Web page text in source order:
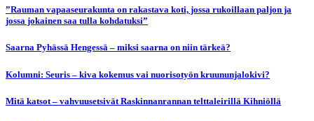
”Rauman vapaaseurakunta on rakastava koti, jossa rukoillaan paljon ja
jossa jokainen saa tulla kohdatuksi”
Saarna Pyhässä Hengessä – miksi saarna on niin tärkeä?
Kolumni: Seuris – kiva kokemus vai nuorisotyön kruununjalokivi?
Mitä katsot – vahvuusetsivät Raskinnanrannan telttaleirillä Kihniöllä